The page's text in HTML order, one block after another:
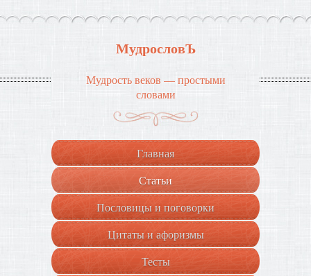
МудрословЪ
Мудрость веков — простыми
словами
Главная
Статьи
Пословицы и поговорки
Цитаты и афоризмы
Тесты